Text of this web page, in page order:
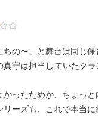
ちの〜」と舞台は同じ保
真守は担当していたク
かったためか、ちょっと
リーズも、これで本当